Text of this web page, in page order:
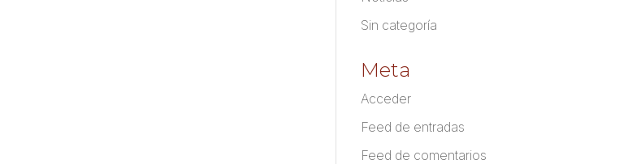
Sin categoría
Meta
Acceder
Feed de entradas
Feed de comentarios